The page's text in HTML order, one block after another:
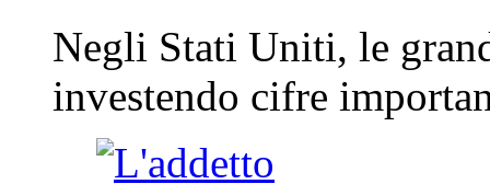
Negli Stati Uniti, le
investendo cifre